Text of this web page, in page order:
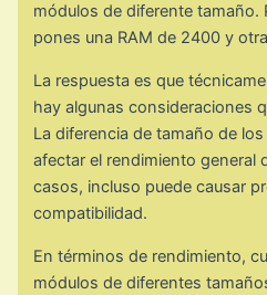
módulos de diferente tamaño.
pones una RAM de 2400 y
La respuesta es que
hay algunas consideraciones
La diferencia de tamaño de
afectar el rendimiento general
casos, incluso puede causar
compatibilidad.
En términos de rendimiento,
módulos de diferentes